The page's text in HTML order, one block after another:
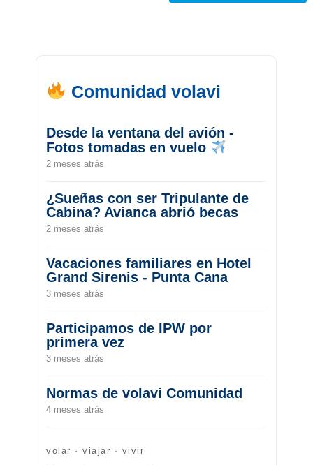
Comunidad volavi
Desde la ventana del avión -
Fotos tomadas en vuelo
2 meses atrás
¿Sueñas con ser Tripulante de
Cabina? Avianca abrió becas
2 meses atrás
Vacaciones familiares en Hotel
Grand Sirenis - Punta Cana
3 meses atrás
Participamos de IPW por
primera vez
3 meses atrás
Normas de volavi Comunidad
4 meses atrás
volar · viajar · vivir